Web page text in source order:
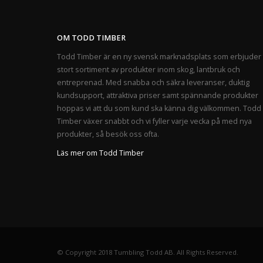
OM TODD TIMBER
Todd Timber är en ny svensk marknadsplats som
stort sortiment av produkter inom skog, lantbruk och
entreprenad. Med snabba och säkra leveranser, duktig
kundsupport, attraktiva priser samt spännande produkter
hoppas vi att du som kund ska känna dig välkommen. Todd
Timber växer snabbt och vi fyller varje vecka på med nya
produkter, så besök oss ofta.
Läs mer om Todd Timber
© Copyright 2018 Tumbling Todd AB. All Rights Reserved.